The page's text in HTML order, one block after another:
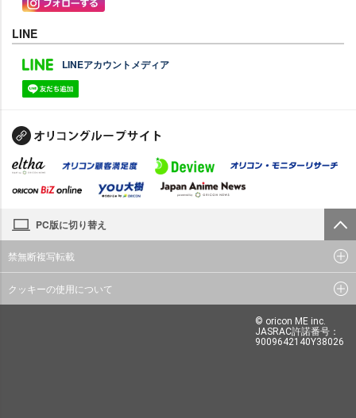
LINE
LINEアカウントメディア
PC版に切り替え
禁無断複写転載
クッキーの使用について
© oricon ME inc.
JASRAC許諾番号：
9009642140Y38026